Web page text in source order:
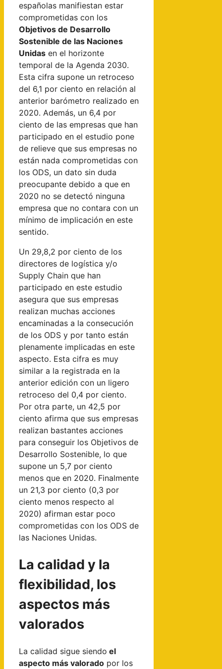
españolas manifiestan estar
comprometidas con los
Objetivos de Desarrollo
Sostenible de las Naciones
Unidas en el horizonte
temporal de la Agenda 2030.
Esta cifra supone un retroceso
del 6,1 por ciento en relación al
anterior barómetro realizado en
2020. Además, un 6,4 por
ciento de las empresas que han
participado en el estudio pone
de relieve que sus empresas no
están nada comprometidas con
los ODS, un dato sin duda
preocupante debido a que en
2020 no se detectó ninguna
empresa que no contara con un
mínimo de implicación en este
sentido.
Un 29,8,2 por ciento de los
directores de logística y/o
Supply Chain que han
participado en este estudio
asegura que sus empresas
realizan muchas acciones
encaminadas a la consecución
de los ODS y por tanto están
plenamente implicadas en este
aspecto. Esta cifra es muy
similar a la registrada en la
anterior edición con un ligero
retroceso del 0,4 por ciento.
Por otra parte, un 42,5 por
ciento afirma que sus empresas
realizan bastantes acciones
para conseguir los Objetivos de
Desarrollo Sostenible, lo que
supone un 5,7 por ciento
menos que en 2020. Finalmente
un 21,3 por ciento (0,3 por
ciento menos respecto al
2020) afirman estar poco
comprometidas con los ODS de
las Naciones Unidas.
La calidad y la
flexibilidad, los
aspectos más
valorados
La calidad sigue siendo el
aspecto más valorado por los